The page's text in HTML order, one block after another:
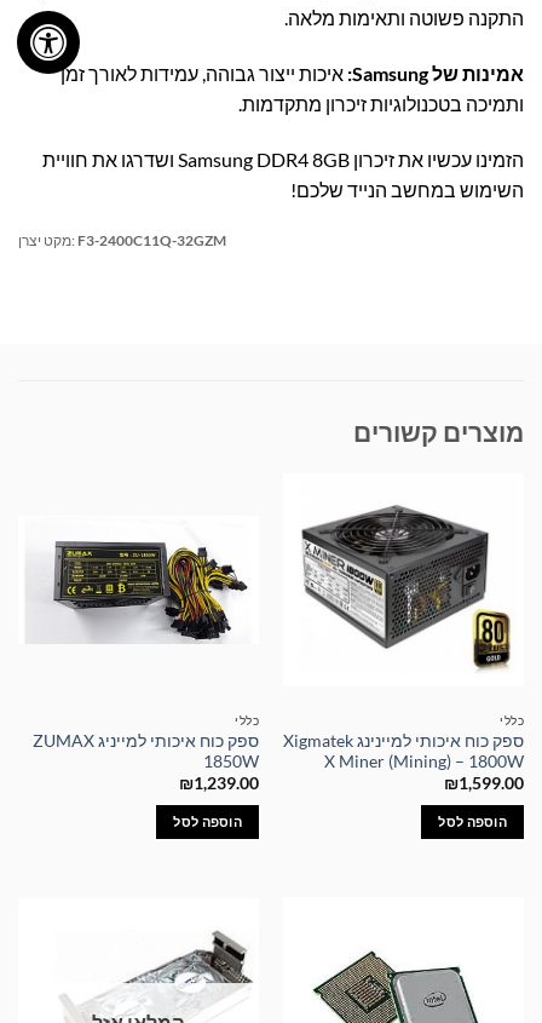
התקנה פשוטה ותאימות מלאה.
אמינות של Samsung:
איכות ייצור גבוהה, עמידות לאורך זמן
ותמיכה בטכנולוגיות זיכרון מתקדמות.
הזמינו עכשיו את זיכרון Samsung DDR4 8GB ושדרגו את חוויית
השימוש במחשב הנייד שלכם!
מקט יצרן: F3-2400C11Q-32GZM
מוצרים קשורים
כללי
ספק כוח איכותי למיינינג Xigmatek
X Miner (Mining) – 1800W
₪1,599.00
הוספה לסל
כללי
ספק כוח איכותי למייניג ZUMAX
1850W
₪1,239.00
הוספה לסל